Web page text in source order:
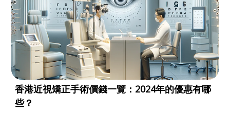
香港近視矯正手術價錢一覽：2024年的優惠有哪
些？